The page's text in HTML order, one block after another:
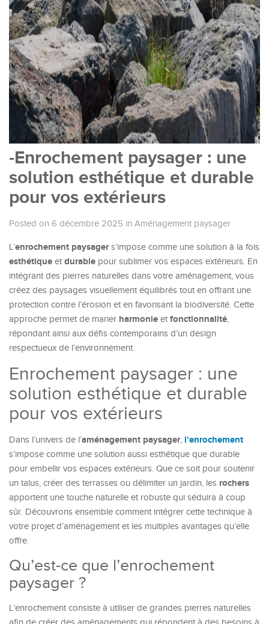
-Enrochement paysager : une
solution esthétique et durable
pour vos extérieurs
Posted on 6 décembre 2025 in Aménagement paysager
L’enrochement paysagers’impose comme une solution à la fois
esthétique et durable pour sublimer vos espaces extérieurs. En
intégrant des pierres naturelles dans votre aménagement, vous
créez des paysages visuellement équilibrés tout en offrant une
protection contre l’érosion et en favorisant la biodiversité. Cette
approche permet de marier harmonie et fonctionnalité,
répondant ainsi aux défis contemporains d’un design
respectueux de l’environnement.
Enrochement paysager : une
solution esthétique et durable
pour vos extérieurs
Dans l’univers de l’aménagement paysager, l’enrochement
s’impose comme une solution aussi esthétique que durable
pour embellir vos espaces extérieurs. Que ce soit pour soutenir
un talus, créer des terrasses ou délimiter un jardin, les rochers
apportent une touche naturelle et robuste qui séduira à coup
sûr. Découvrons ensemble comment intégrer cette technique à
votre projet d’aménagement et les multiples avantages qu’elle
offre.
Qu’est-ce que l’enrochement
paysager ?
L’enrochement consiste à utiliser de grandes pierres naturelles